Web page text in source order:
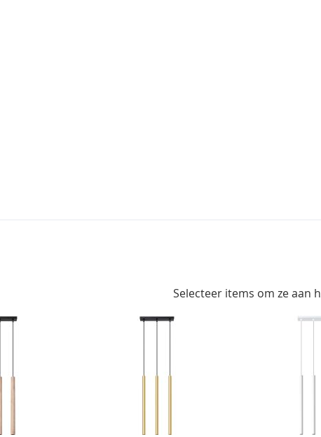
Selecteer items om ze aan